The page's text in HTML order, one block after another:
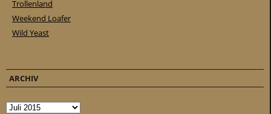
Trollenland
Weekend Loafer
Wild Yeast
ARCHIV
Archiv